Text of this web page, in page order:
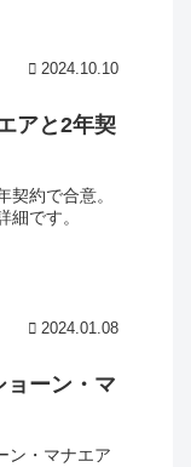
2024.10.10
アと2年契
約で合意。
細です。
2024.01.08
ョーン・マ
ン・マナエア